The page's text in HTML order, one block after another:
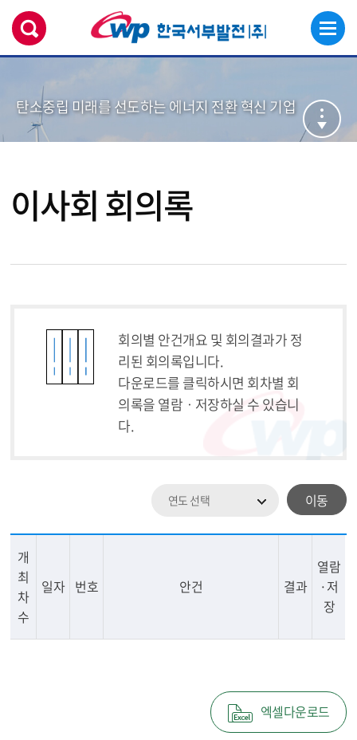
탄소중립 미래를 선도하는 에너지 전환 혁신 기업
이사회 회의록
회의별 안건개요 및 회의결과가 정
리된 회의록입니다.
다운로드를 클릭하시면 회차별 회
의록을 열람ㆍ저장하실 수 있습니
다.
연도 선택 이동
개
최
차
수
일자 번호 안건 결과
열람
·저
장
엑셀다운로드